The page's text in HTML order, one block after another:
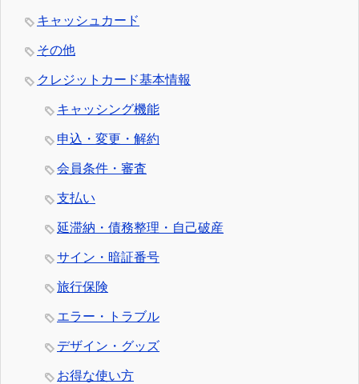
キャッシュカード
その他
クレジットカード基本情報
キャッシング機能
申込・変更・解約
会員条件・審査
支払い
延滞納・債務整理・自己破産
サイン・暗証番号
旅行保険
エラー・トラブル
デザイン・グッズ
お得な使い方